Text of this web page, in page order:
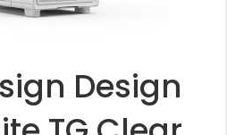
Design